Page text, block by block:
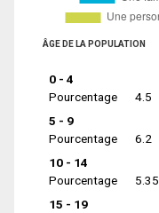
ÂGE DE LA POPULATION
0 - 4
Pourcentage
4.5
5 - 9
Pourcentage
6.2
10 - 14
Pourcentage
5.35
15 - 19